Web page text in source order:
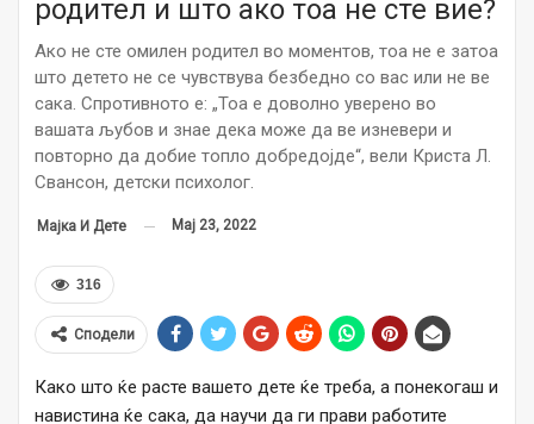
родител и што ако тоа не сте вие?
Ако не сте омилен родител во моментов, тоа не е затоа
што детето не се чувствува безбедно со вас или не ве
сака. Спротивното е: „Тоа е доволно уверено во
вашата љубов и знае дека може да ве изневери и
повторно да добие топло добредојде“, вели Криста Л.
Свансон, детски психолог.
Мајка И Дете Мај 23, 2022
316
Сподели
Како што ќе расте вашето дете ќе треба, а понекогаш и
навистина ќе сака, да научи да ги прави работите